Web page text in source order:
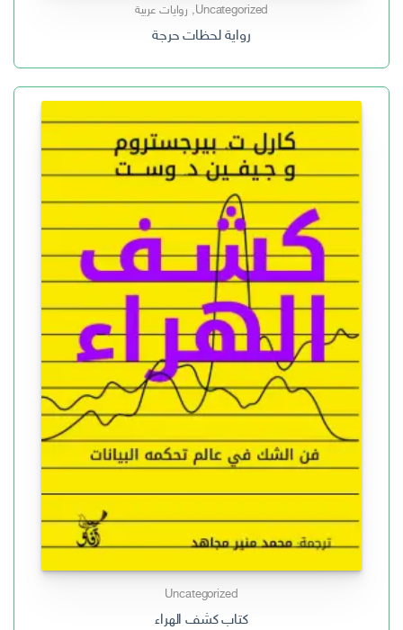
Uncategorized
, روايات عربية
رواية لحظات حرجة
Uncategorized
كتاب كشف الهراء